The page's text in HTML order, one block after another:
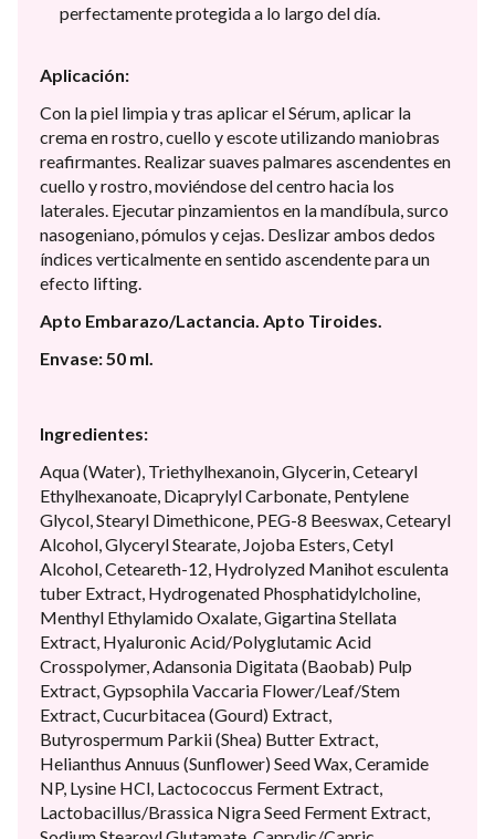
perfectamente protegida a lo largo del día.
Aplicación:
Con la piel limpia y tras aplicar el Sérum, aplicar la
crema en rostro, cuello y escote utilizando maniobras
reafirmantes. Realizar suaves palmares ascendentes en
cuello y rostro, moviéndose del centro hacia los
laterales. Ejecutar pinzamientos en la mandíbula, surco
nasogeniano, pómulos y cejas. Deslizar ambos dedos
índices verticalmente en sentido ascendente para un
efecto lifting.
Apto Embarazo/Lactancia. Apto Tiroides.
Envase: 50 ml.
Ingredientes:
Aqua (Water), Triethylhexanoin, Glycerin, Cetearyl
Ethylhexanoate, Dicaprylyl Carbonate, Pentylene
Glycol, Stearyl Dimethicone, PEG-8 Beeswax, Cetearyl
Alcohol, Glyceryl Stearate, Jojoba Esters, Cetyl
Alcohol, Ceteareth-12, Hydrolyzed Manihot esculenta
tuber Extract, Hydrogenated Phosphatidylcholine,
Menthyl Ethylamido Oxalate, Gigartina Stellata
Extract, Hyaluronic Acid/Polyglutamic Acid
Crosspolymer, Adansonia Digitata (Baobab) Pulp
Extract, Gypsophila Vaccaria Flower/Leaf/Stem
Extract, Cucurbitacea (Gourd) Extract,
Butyrospermum Parkii (Shea) Butter Extract,
Helianthus Annuus (Sunflower) Seed Wax, Ceramide
NP, Lysine HCl, Lactococcus Ferment Extract,
Lactobacillus/Brassica Nigra Seed Ferment Extract,